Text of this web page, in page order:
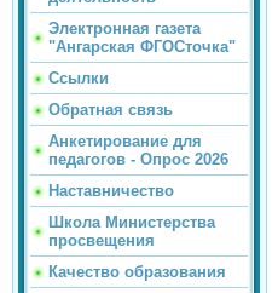
Электронная газета
"Ангарская ФГОСточка"
Ссылки
Обратная связь
Анкетирование для
педагогов - Опрос 2026
Наставничество
Школа Министерства
просвещения
Качество образования